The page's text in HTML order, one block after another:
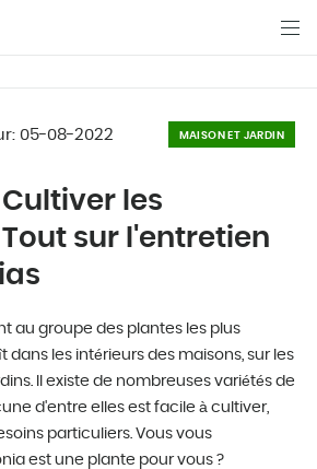
05-08-2022 MAISON ET JARDIN
les
Tout sur l'entretien
au groupe des plantes les plus
dans les intérieurs des maisons, sur les
Il existe de nombreuses variétés de
d'entre elles est facile à cultiver,
particuliers. Vous vous
est une plante pour vous ?